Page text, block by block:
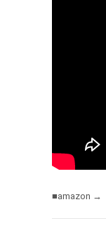
■amazon →